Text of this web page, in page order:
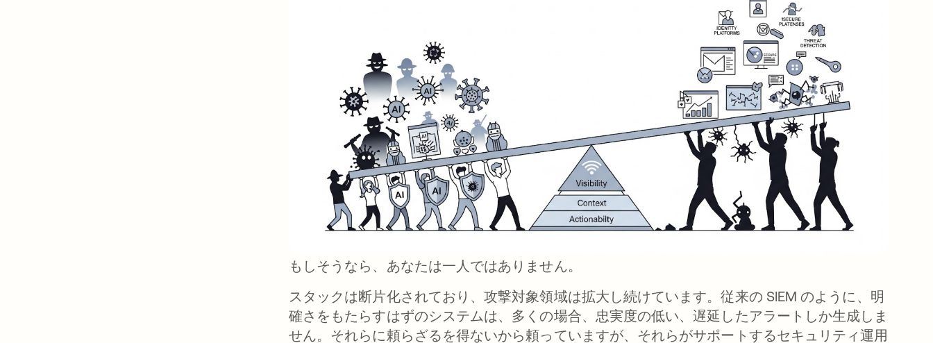
もしそうなら、あなたは一人ではありません。
スタックは断片化されており、攻撃対象領域は拡大し続けています。従来の SIEM のように、明
確さをもたらすはずのシステムは、多くの場合、忠実度の低い、遅延したアラートしか生成しま
せん。それらに頼らざるを得ないから頼っていますが、それらがサポートするセキュリティ運用